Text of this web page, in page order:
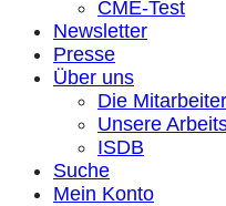
CME-Test
Newsletter
Presse
Über uns
Die Mitarbeiter
Unsere
ISDB
Suche
Mein Konto